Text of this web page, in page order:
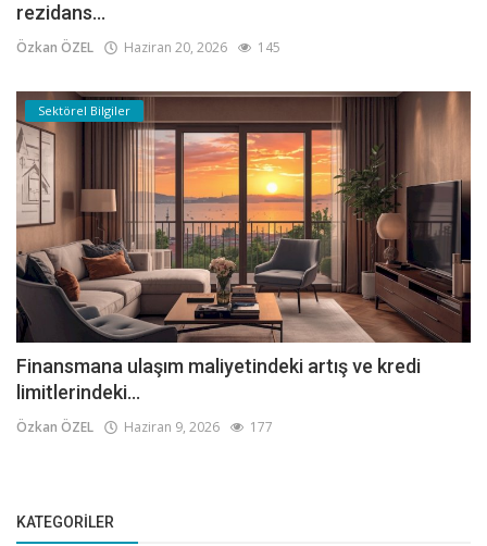
rezidans...
Özkan ÖZEL Haziran 20, 2026 145
Sektörel Bilgiler
Finansmana ulaşım maliyetindeki artış ve kredi
limitlerindeki...
Özkan ÖZEL Haziran 9, 2026 177
KATEGORILER